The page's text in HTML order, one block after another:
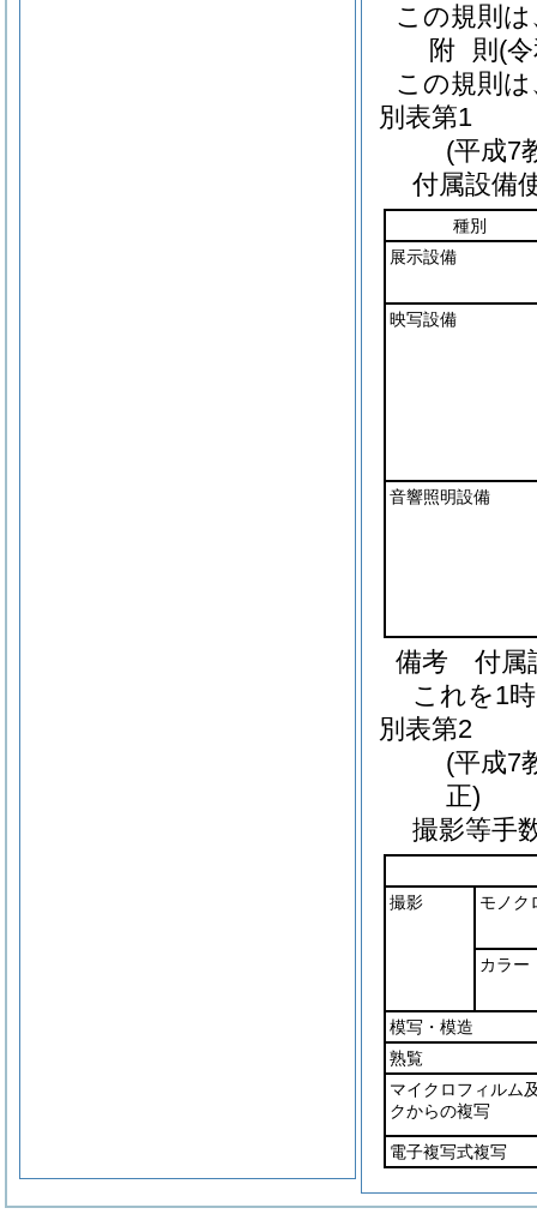
この規則
附 則 (
この規則
別表第1
(平成7
付属設備
種別
展示設備
映写設備
音響照明設備
備考 付属
これを1
別表第2
(平成7
正)
撮影等手
撮影 モノク
カラー
模写・模造
熟覧
マイクロフィルム
クからの複写
電子複写式複写